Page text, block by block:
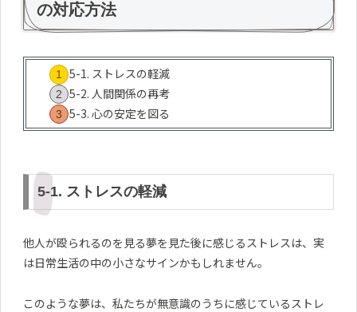
の対応方法
5-1. ストレスの軽減
5-2. 人間関係の再考
5-3. 心の安定を図る
5-1. ストレスの軽減
他人が殴られるのを見る夢を見た後に感じるストレスは、実
は日常生活の中の小さなサインかもしれません。
このような夢は、私たちが無意識のうちに感じているストレ